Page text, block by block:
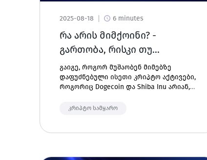
2025-08-18 6 minutes
რა არის მიმქოინი? -
გართობა, რისკი თუ
სარგებელი
გაიგე, როგორ მუშაობენ მიმებზე
დაფუძნებული ისეთი კრიპტო აქტივები,
როგორიც Dogecoin და Shiba Inu არიან,
და რა რისკები თუ შესაძლებლობები
კრიპტო სამყარო